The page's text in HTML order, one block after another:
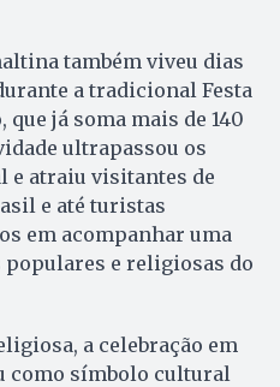
também viveu dias
a tradicional Festa
já soma mais de 140
ultrapassou os
e atraiu visitantes de
e até turistas
em acompanhar uma
e religiosas do
a celebração em
como símbolo cultural